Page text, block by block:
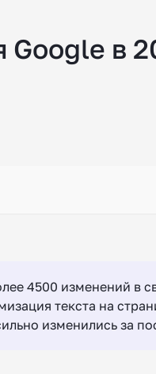
Google в
4500 изменений в
текста на
изменились за